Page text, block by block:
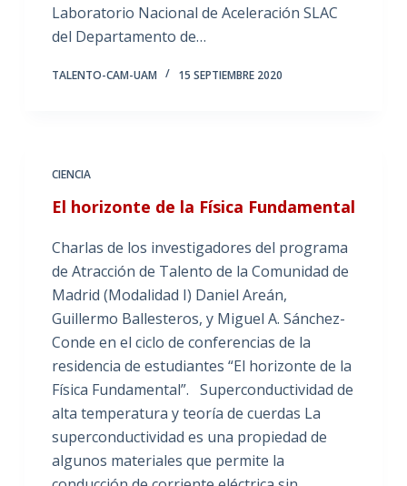
Laboratorio Nacional de Aceleración SLAC
del Departamento de…
TALENTO-CAM-UAM 15 SEPTIEMBRE 2020
CIENCIA
El horizonte de la Física Fundamental
Charlas de los investigadores del programa
de Atracción de Talento de la Comunidad de
Madrid (Modalidad I) Daniel Areán,
Guillermo Ballesteros, y Miguel A. Sánchez-
Conde en el ciclo de conferencias de la
residencia de estudiantes “El horizonte de la
Física Fundamental”. Superconductividad de
alta temperatura y teoría de cuerdas La
superconductividad es una propiedad de
algunos materiales que permite la